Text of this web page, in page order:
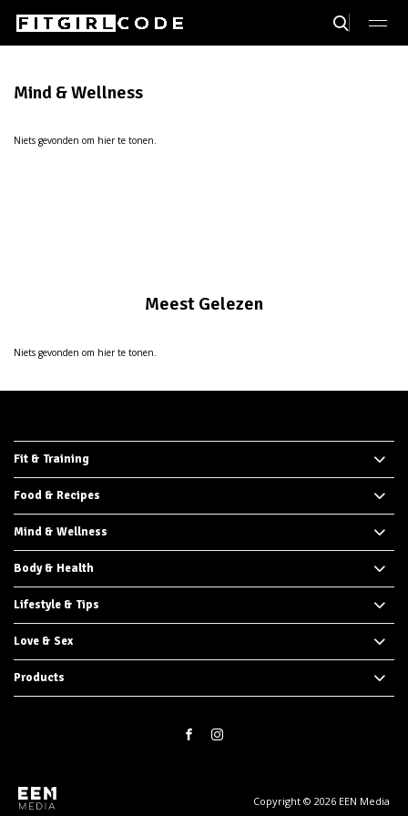
Mind & Wellness
Niets gevonden om hier te tonen.
Meest Gelezen
Niets gevonden om hier te tonen.
Fit & Training
Food & Recipes
Mind & Wellness
Body & Health
Lifestyle & Tips
Love & Sex
Products
Copyright © 2026 EEN Media